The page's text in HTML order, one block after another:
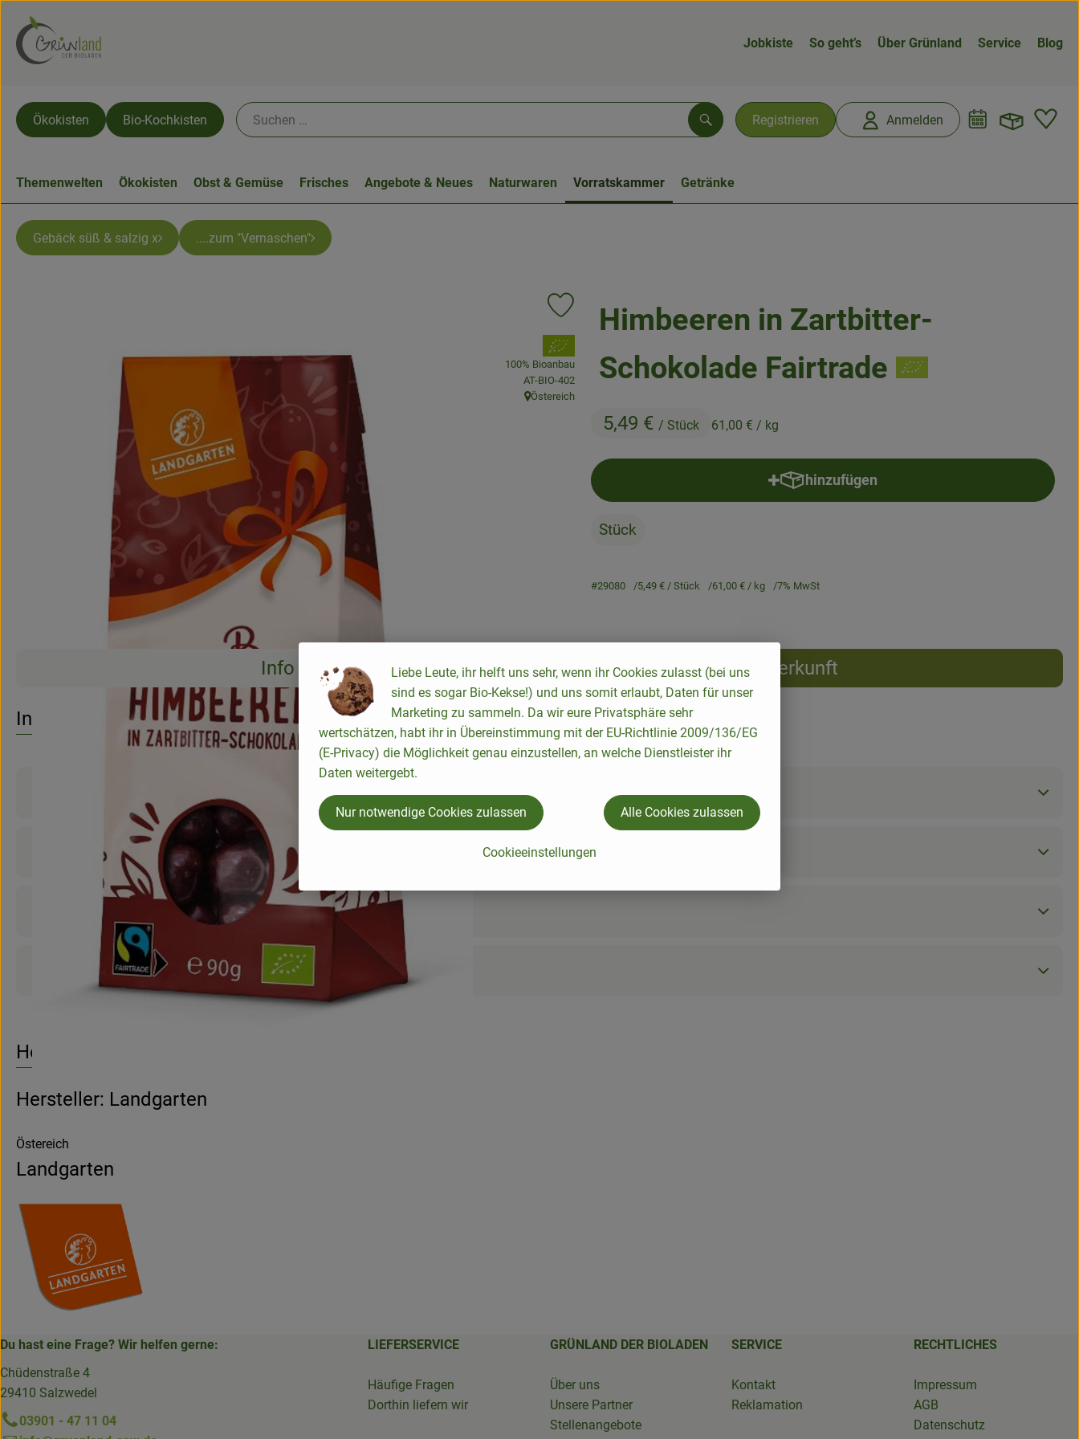
Jobkiste So geht’s Über Grünland Service Blog
Registrieren Anmelden
Suchen
Ökokisten Bio-Kochkisten
Themenwelten Ökokisten Obst & Gemüse Frisches Angebote & Neues Naturwaren Vorratskammer Getränke
Gebäck süß & salzig x ....zum "Vernaschen"
Himbeeren in Zartbitter-
Schokolade Fairtrade
5,49 € / Stück 61,00 € / kg
Produkt zu Favouriten hinzufügen
, Verband:
100% Bioanbau
, Kontrollstelle:
AT-BIO-402
, Herkunft:
Östereich
hinzufügen
Produkt zum Warenkorb hinzufügen
Stück
#29080 5,49 € / Stück 61,00 € / kg 7% MwSt
Info
Herkunft
Entdecke passende RezepteEs wurden keine passenden Rezepte gefunden.
Info
Nährwert-Info
Produktdatenblatt
Herkunft
Hersteller: Landgarten
Östereich
Landgarten
Du hast eine Frage? Wir helfen gerne:
Chüdenstraße 4
29410 Salzwedel
03901 - 47 11 04
LIEFERSERVICE
Häufige Fragen
Dorthin liefern wir
GRÜNLAND DER BIOLADEN
Über uns
Unsere Partner
Stellenangebote
SERVICE
Kontakt
Reklamation
RECHTLICHES
Impressum
AGB
Datenschutz
Liebe Leute, ihr helft uns sehr, wenn ihr Cookies zulasst (bei uns
sind es sogar Bio-Kekse!) und uns somit erlaubt, Daten für unser
Marketing zu sammeln. Da wir eure Privatsphäre sehr
wertschätzen, habt ihr in Übereinstimmung mit der EU-Richtlinie 2009/136/EG
(E-Privacy) die Möglichkeit genau einzustellen, an welche Dienstleister ihr
Daten weitergebt.
Cookieeinstellungen
Nur notwendige Cookies zulassen Alle Cookies zulassen